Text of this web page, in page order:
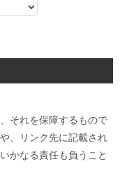
それを保障するもので
、リンク先に記載され
かなる責任も負うこと